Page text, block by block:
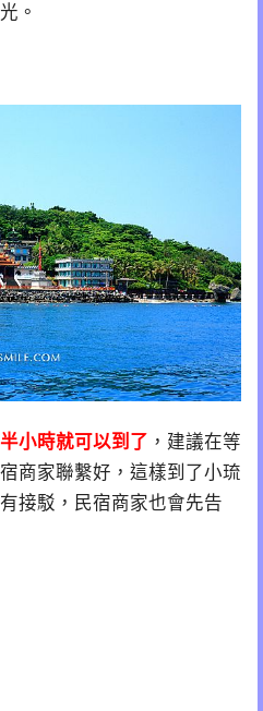
。
小時就可以到了 ，建議在等
商家聯繫好，這樣到了小琉
接駁，民宿商家也會先告